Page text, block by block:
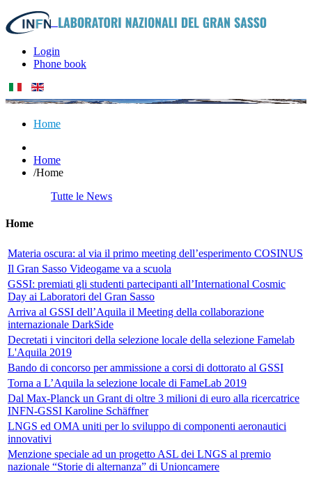
Login
Phone book
Home
Home
/Home
Tutte le News
Home
Materia oscura: al via il primo meeting dell’esperimento COSINUS
Il Gran Sasso Videogame va a scuola
GSSI: premiati gli studenti partecipanti all’International Cosmic
Day ai Laboratori del Gran Sasso
Arriva al GSSI dell’Aquila il Meeting della collaborazione
internazionale DarkSide
Decretati i vincitori della selezione locale della selezione Famelab
L'Aquila 2019
Bando di concorso per ammissione a corsi di dottorato al GSSI
Torna a L’Aquila la selezione locale di FameLab 2019
Dal Max-Planck un Grant di oltre 3 milioni di euro alla ricercatrice
INFN-GSSI Karoline Schäffner
LNGS ed OMA uniti per lo sviluppo di componenti aeronautici
innovativi
Menzione speciale ad un progetto ASL dei LNGS al premio
nazionale “Storie di alternanza” di Unioncamere